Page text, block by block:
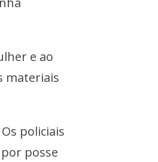
e ao
materiais
policiais
posse